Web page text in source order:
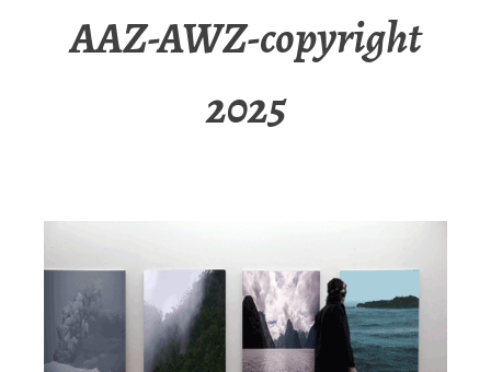
AAZ-AWZ-copyright
2025